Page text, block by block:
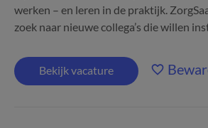
werken – en leren in de praktijk.
zoek naar nieuwe collega’s die willen
Bekijk vacature